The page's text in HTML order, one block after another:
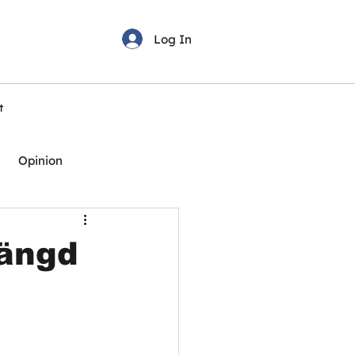
Log In
Opinion